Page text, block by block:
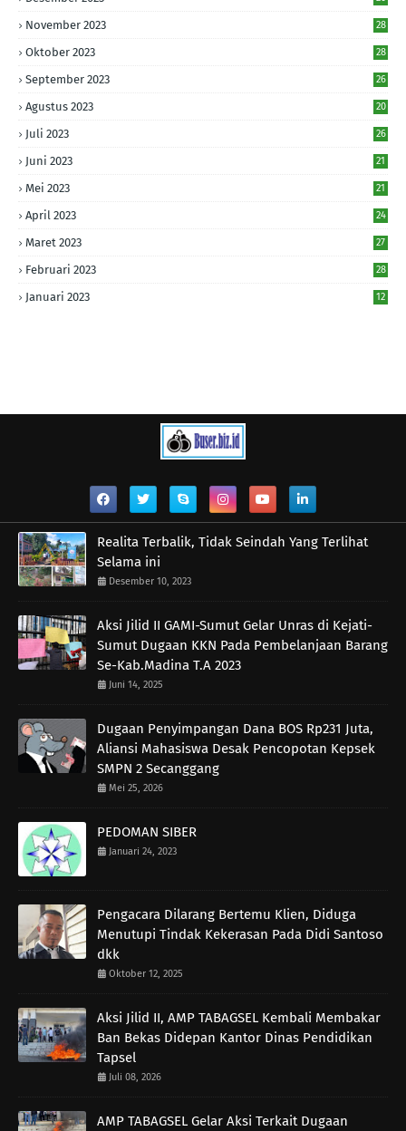
November 2023 28
Oktober 2023 28
September 2023 26
Agustus 2023 20
Juli 2023 26
Juni 2023 21
Mei 2023 21
April 2023 24
Maret 2023 27
Februari 2023 28
Januari 2023 12
Realita Terbalik, Tidak Seindah Yang Terlihat
Selama ini
Desember 10, 2023
Aksi Jilid II GAMI-Sumut Gelar Unras di Kejati-
Sumut Dugaan KKN Pada Pembelanjaan Barang
Se-Kab.Madina T.A 2023
Juni 14, 2025
Dugaan Penyimpangan Dana BOS Rp231 Juta,
Aliansi Mahasiswa Desak Pencopotan Kepsek
SMPN 2 Secanggang
Mei 25, 2026
PEDOMAN SIBER
Januari 24, 2023
Pengacara Dilarang Bertemu Klien, Diduga
Menutupi Tindak Kekerasan Pada Didi Santoso
dkk
Oktober 12, 2025
Aksi Jilid II, AMP TABAGSEL Kembali Membakar
Ban Bekas Didepan Kantor Dinas Pendidikan
Tapsel
Juli 08, 2026
AMP TABAGSEL Gelar Aksi Terkait Dugaan